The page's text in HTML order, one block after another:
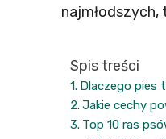
najmłodszych,
Spis treści
Dlaczego pies
Jakie cechy
Top 10 ras